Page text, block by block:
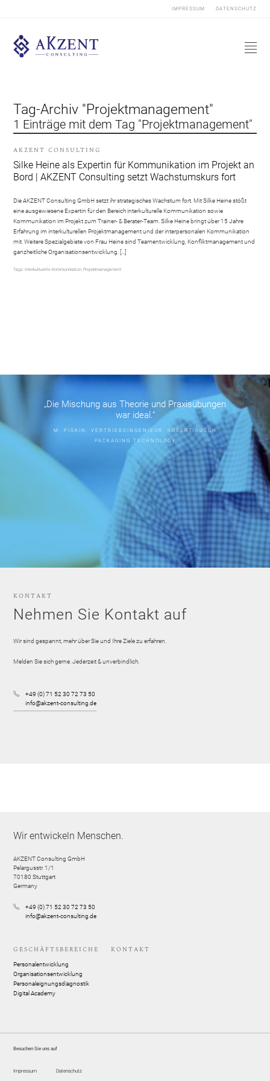
IMPRESSUM DATENSCHUTZ
Tag-Archiv "Projektmanagement"
1 Einträge mit dem Tag "Projektmanagement"
AKZENT CONSULTING
Silke Heine als Expertin für Kommunikation im Projekt an
Bord | AKZENT Consulting setzt Wachstumskurs fort
Die AKZENT Consulting GmbH setzt ihr strategisches Wachstum fort. Mit Silke Heine stößt
eine ausgewiesene Expertin für den Bereich interkulturelle Kommunikation sowie
Kommunikation im Projekt zum Trainer- & Berater-Team. Silke Heine bringt über 15 Jahre
Erfahrung im interkulturellen Projektmanagement und der interpersonalen Kommunikation
mit. Weitere Spezialgebiete von Frau Heine sind Teamentwicklung, Konfliktmanagement und
ganzheitliche Organisationsentwicklung. […]
Tags: Interkulturelle Kommunikation, Projektmanagement
„Die Mischung aus Theorie und Praxisübungen
war ideal.“
M. PISKIN, VERTRIEBSINGENIEUR, ROBERT BOSCH
PACKAGING TECHNOLOGY
KONTAKT
Nehmen Sie Kontakt auf
Wir sind gespannt, mehr über Sie und Ihre Ziele zu erfahren.
Melden Sie sich gerne. Jederzeit & unverbindlich.
+49 (0) 71 52 30 72 73 50
info@akzent-consulting.de
Wir entwickeln Menschen.
AKZENT Consulting GmbH
Pelargusstr. 1/1
70180 Stuttgart
Germany
+49 (0) 71 52 30 72 73 50
info@akzent-consulting.de
GESCHÄFTSBEREICHE
Personalentwicklung
Organisationsentwicklung
Personaleignungsdiagnostik
Digital Academy
KONTAKT
Besuchen Sie uns auf
Impressum Datenschutz